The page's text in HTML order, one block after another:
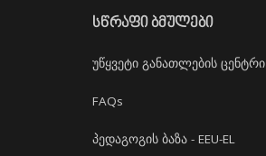
ᲡᲬᲠᲐᲤᲘ ᲑᲛᲣᲚᲔᲑᲘ
უწყვეტი განათლების ცენტრი
FAQs
პედაგოგის ბაზა - EEU-EL